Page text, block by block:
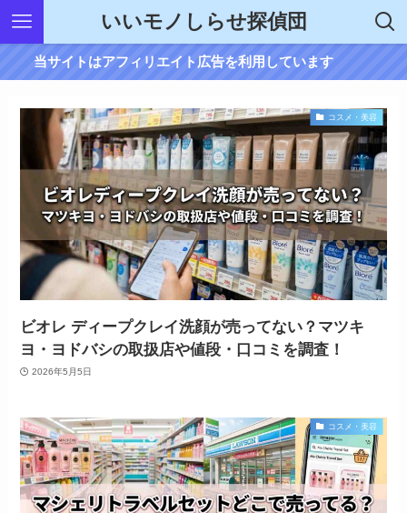
いいモノしらせ探偵団
当サイトはアフィリエイト広告を利用しています
コスメ・美容
ビオレ ディープクレイ洗顔が売ってない？マツキ
ヨ・ヨドバシの取扱店や値段・口コミを調査！
2026年5月5日
コスメ・美容